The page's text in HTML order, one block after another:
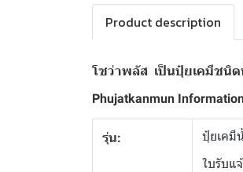
Product description
โชว่าพลัส เป็นปุ๋ยเคมีชนิด
Phujatkanmun
รุ่น:
ปุ๋ยเคมี
ใบรับแ